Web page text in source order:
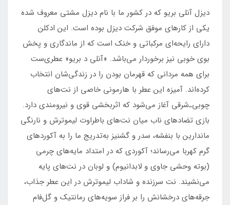
دیزل آنلی بریو که در کشور ما با نام دیزل مشتی معروف شده
یکی از کارهای موفق شرکت دیزل بوده است. این ادکلن
دارای رایحه‌ای مرکباتی و خنک است که از ماندگاری و پخش
بوی خوبی نیز برخوردار می‌باشد. «آنلی د بریو» عطری‌ست
برای همه مردانی که قهرمان بودن را در زندگی‌شان انتخاب
کرده‌اند. آمیزه این عطر با هارمونی خاصی از نت‌های
چوبی‌ـ‌شرقی آغاز می‌شود که اثربخشی قوی و نیرومندی دارد.
بازی تضادهای ناب میان نت‌های باطراوت لیموترش و نارنگی
ماندارین با بنفشه، ‌سدر و گشنیز به‌تدریج ما را به آکوردهای
گرم کهربا می‌رساند؛ آکوردی که در امتداد مایه‌های چرمی
(بوته وحشی جاوی و لابدانیوم) و لوبان در نت‌های پایه
می‌نشیند. نت سرزنده و شاداب لیموترش در این عطر جذاب،
جرقه‌های درخشانش را بر فراز سویه‌های رمانتیک و گل‌فام